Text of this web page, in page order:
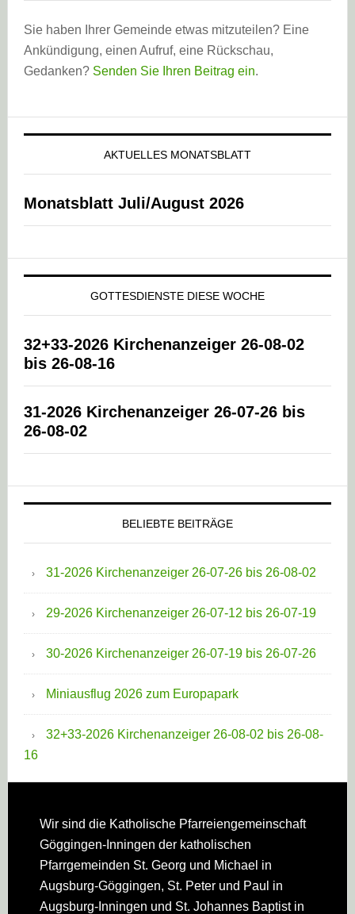
Sie haben Ihrer Gemeinde etwas mitzuteilen? Eine
Ankündigung, einen Aufruf, eine Rückschau,
Gedanken? Senden Sie Ihren Beitrag ein.
AKTUELLES MONATSBLATT
Monatsblatt Juli/August 2026
GOTTESDIENSTE DIESE WOCHE
32+33-2026 Kirchenanzeiger 26-08-02
bis 26-08-16
31-2026 Kirchenanzeiger 26-07-26 bis
26-08-02
BELIEBTE BEITRÄGE
31-2026 Kirchenanzeiger 26-07-26 bis 26-08-02
29-2026 Kirchenanzeiger 26-07-12 bis 26-07-19
30-2026 Kirchenanzeiger 26-07-19 bis 26-07-26
Miniausflug 2026 zum Europapark
32+33-2026 Kirchenanzeiger 26-08-02 bis 26-08-
16
Footer
Wir sind die Katholische Pfarreien­gemeinschaft
Göggingen-Inningen der katholischen
Pfarrgemeinden St. Georg und Michael in
Augsburg-Göggingen, St. Peter und Paul in
Augsburg-Inningen und St. Johannes Baptist in